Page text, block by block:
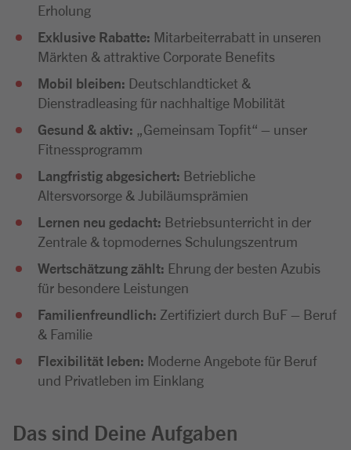
Erholung
Exklusive Rabatte: Mitarbeiterrabatt in unseren
Märkten & attraktive Corporate Benefits
Mobil bleiben: Deutschlandticket &
Dienstradleasing für nachhaltige Mobilität
Gesund & aktiv:
„Gemeinsam Topfit“ – unser
Fitnessprogramm
Langfristig abgesichert: Betriebliche
Altersvorsorge & Jubiläumsprämien
Lernen neu gedacht: Betriebsunterricht in der
Zentrale & topmodernes Schulungszentrum
Wertschätzung zählt: Ehrung der besten Azubis
für besondere Leistungen
Familienfreundlich: Zertifiziert durch BuF – Beruf
& Familie
Flexibilität leben: Moderne Angebote für Beruf
und Privatleben im Einklang
Das sind Deine Aufgaben